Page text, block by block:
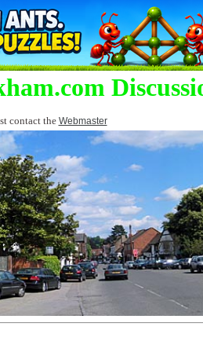
contact the Webmaster